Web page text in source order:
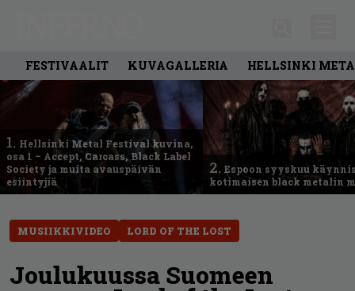
FESTIVAALIT KUVAGALLERIA HELLSINKI
1. Hellsinki Metal Festival kuvina,
osa 1 – Accept, Carcass, Black Label
Society ja muita avauspäivän
esiintyjiä
2. Espoon syyskuu
kotimaisen black metalin
MUSIIKKIVIDEO LORD OF THE LOST
Joulukuussa Suomeen